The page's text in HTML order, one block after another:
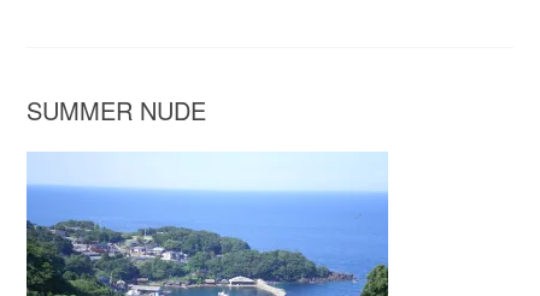
SUMMER NUDE